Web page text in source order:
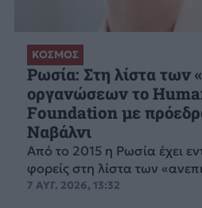
ΚΟΣΜΟΣ
Ρωσία: Στη λίστα των
οργανώσεων το
Foundation με
Ναβάλνι
Από το 2015 η Ρωσία έχει
φορείς στη λίστα των
7 ΑΥΓ. 2026, 13:32